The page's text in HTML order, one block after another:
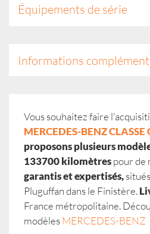
Équipements de série
Informations
Vous souhaitez faire
MERCEDES-BENZ CLASSE
proposons plusieurs
133700 kilomètrespour de
garantis et expertisés,
Pluguffan dans le Finistère.
France métropolitaine.
modèlesMERCEDES-BENZ